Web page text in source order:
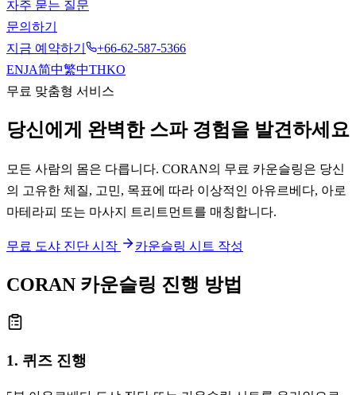
자주 묻는 질문
문의하기
지금 예약하기
+66-62-587-5366
ENJA简中繁中THKO
무료 맞춤형 서비스
당신에게 완벽한 스파 경험을 발견하세요
모든 사람의 몸은 다릅니다. CORAN의 무료 카운슬링은 당신
의 고유한 체질, 고민, 목표에 따라 이상적인 아유르베다, 아로
마테라피 또는 마사지 트리트먼트를 매칭합니다.
무료 도샤 진단 시작 카운슬링 시트 작성
CORAN 카운슬링 진행 방법
1. 퀴즈 진행